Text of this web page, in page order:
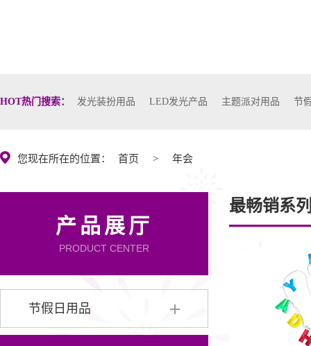
HOT热门搜索： 发光装扮用品 LED发光产品 主题派对用品 节
您现在所在的位置： 首页 > 年会
产品展厅
PRODUCT CENTER
节假日用品
最畅销系